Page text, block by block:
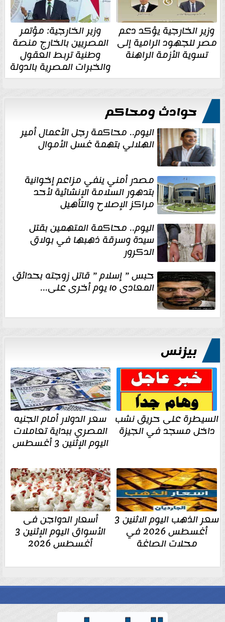
وزير الخارجية يؤكد دعم
مصر للجهود الرامية إلى
تسوية الأزمة الراهنة
وزير الخارجية: مؤتمر
المصريين بالخارج منصة
وطنية تربط العقول
والخبرات المصرية بالدولة
حوادث ومحاكم
اليوم.. محاكمة رجل الأعمال أمير
الهلالي بتهمة غسل الأموال
مصدر أمني ينفي مزاعم إخوانية
بتدهور السلامة الإنشائية لأحد
مراكز الإصلاح والتأهيل
اليوم.. محاكمة المتهمين بقتل
سيدة وسرقة ذهبها في بولاق
الدكرور
حبس ” إسلام ” قاتل زوجته بحدائق
المعادى ١٥ يوم أخرى على...
بيزنس
السيطرة على حريق نشب
داخل مسجد في الجيزة
سعر الدولار أمام الجنيه
المصري ببداية تعاملات
اليوم الإثنين 3 أغسطس
سعر الذهب اليوم الاثنين 3
أغسطس 2026 في
محلات الصاغة
أسعار الدواجن فى
الأسواق اليوم الإثنين 3
أغسطس 2026